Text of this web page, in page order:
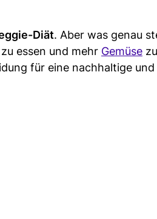
Diät. Aber was genau
zu essen und mehr Gemüse
für eine nachhaltige